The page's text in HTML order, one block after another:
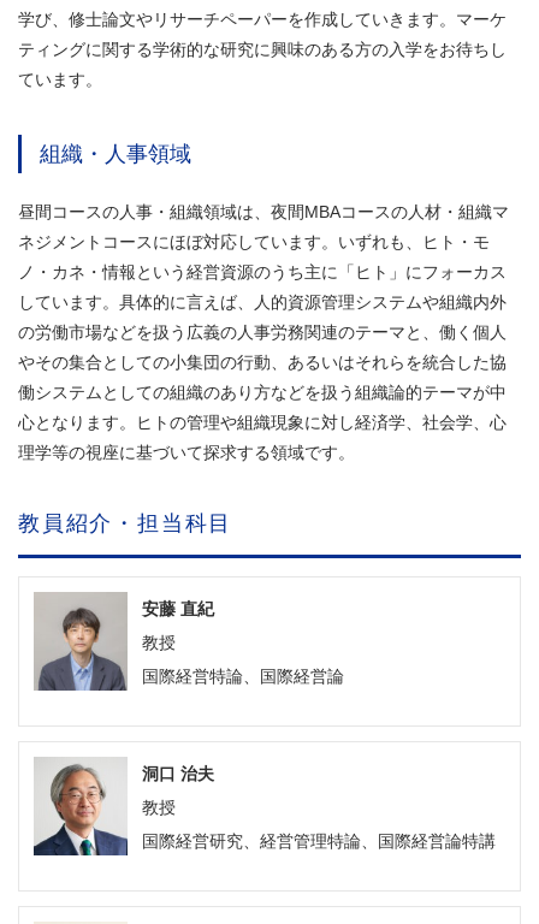
学び、修士論文やリサーチペーパーを作成していきます。マーケ
ティングに関する学術的な研究に興味のある方の入学をお待ちし
ています。
組織・人事領域
昼間コースの人事・組織領域は、夜間MBAコースの人材・組織マ
ネジメントコースにほぼ対応しています。いずれも、ヒト・モ
ノ・カネ・情報という経営資源のうち主に「ヒト」にフォーカス
しています。具体的に言えば、人的資源管理システムや組織内外
の労働市場などを扱う広義の人事労務関連のテーマと、働く個人
やその集合としての小集団の行動、あるいはそれらを統合した協
働システムとしての組織のあり方などを扱う組織論的テーマが中
心となります。ヒトの管理や組織現象に対し経済学、社会学、心
理学等の視座に基づいて探求する領域です。
教員紹介・担当科目
安藤 直紀
教授
国際経営特論、国際経営論
洞口 治夫
教授
国際経営研究、経営管理特論、国際経営論特講